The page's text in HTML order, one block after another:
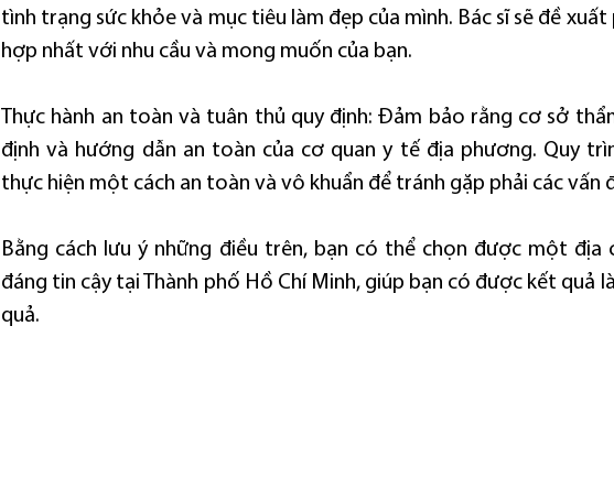
tình trạng sức khỏe và mục tiêu làm đẹp của mình. Bác sĩ sẽ đề
hợp nhất với nhu cầu và mong muốn của bạn.
Thực hành an toàn và tuân thủ quy định: Đảm bảo rằng cơ sở
định và hướng dẫn an toàn của cơ quan y tế địa phương. Quy
thực hiện một cách an toàn và vô khuẩn để tránh gặp phải các vấn
Bằng cách lưu ý những điều trên, bạn có thể chọn được một địa
đáng tin cậy tại Thành phố Hồ Chí Minh, giúp bạn có được kết quả
quả.